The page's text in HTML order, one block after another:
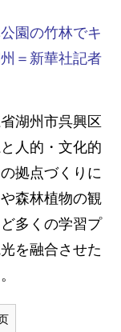
園の竹林でキ
＝新華社記者
湖州市呉興区
人的・文化的
拠点づくりに
森林植物の観
多くの学習プ
を融合させた